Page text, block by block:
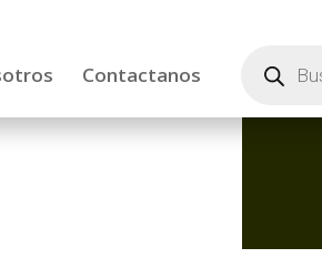
Contactanos productos